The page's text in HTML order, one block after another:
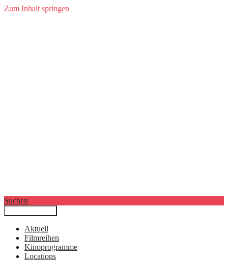
Zum Inhalt springen
Filmkunstwochen München
Suchen
Aktuell
Filmreihen
Kinoprogramme
Locations